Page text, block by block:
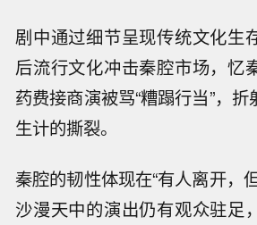
剧中通过细节呈现传统文化生
后流行文化冲击秦腔市场，忆
药费接商演被骂“糟蹋行当”，
生计的撕裂。
秦腔的韧性体现在“有人离开，
沙漫天中的演出仍有观众驻足